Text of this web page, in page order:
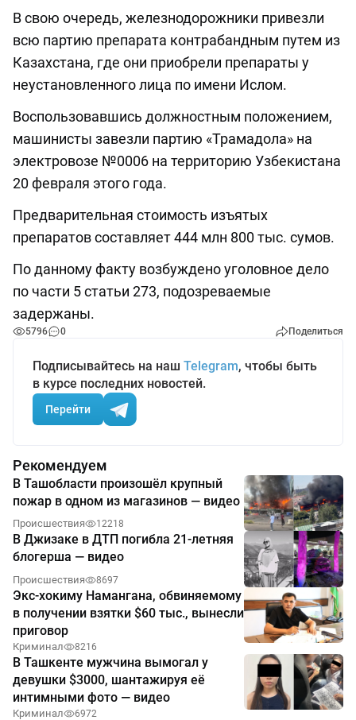
В свою очередь, железнодорожники привезли
всю партию препарата контрабандным путем из
Казахстана, где они приобрели препараты у
неустановленного лица по имени Ислом.
Воспользовавшись должностным положением,
машинисты завезли партию «Трамадола» на
электровозе №0006 на территорию Узбекистана
20 февраля этого года.
Предварительная стоимость изъятых
препаратов составляет 444 млн 800 тыс. сумов.
По данному факту возбуждено уголовное дело
по части 5 статьи 273, подозреваемые
задержаны.
5796 0 Поделиться
Подписывайтесь на наш Telegram, чтобы быть
в курсе последних новостей.
Перейти
Рекомендуем
В Ташобласти произошёл крупный
пожар в одном из магазинов — видео
Происшествия 12218
В Джизаке в ДТП погибла 21-летняя
блогерша — видео
Происшествия 8697
Экс-хокиму Намангана, обвиняемому
в получении взятки $60 тыс., вынесли
приговор
Криминал 8216
В Ташкенте мужчина вымогал у
девушки $3000, шантажируя её
интимными фото — видео
Криминал 6972